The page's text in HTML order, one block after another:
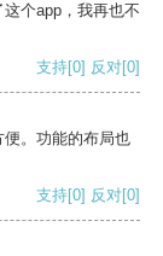
个app，我再也不
支持[0] 反对[0]
。功能的布局也
支持[0] 反对[0]